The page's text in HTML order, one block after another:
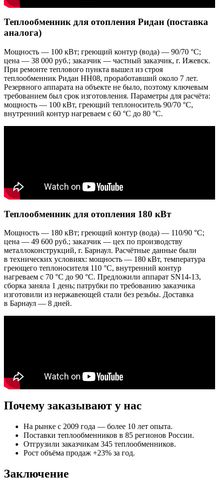
Теплообменник для отопления Ридан (поставка
аналога)
Мощность — 100 кВт; греющий контур (вода) — 90/70 °C;
цена — 38 000 руб.; заказчик — частный заказчик, г. Ижевск.
При ремонте теплового пункта вышел из строя
теплообменник Ридан НН08, проработавший около 7 лет.
Резервного аппарата на объекте не было, поэтому ключевым
требованием был срок изготовления. Параметры для расчёта:
мощность — 100 кВт, греющий теплоноситель 90/70 °C,
внутренний контур нагреваем с 60 °C до 80 °C.
Теплообменник для отопления 180 кВт
Мощность — 180 кВт; греющий контур (вода) — 110/90 °C;
цена — 49 600 руб.; заказчик — цех по производству
металлоконструкций, г. Барнаул. Расчётные данные были
в технических условиях: мощность — 180 кВт, температура
греющего теплоносителя 110 °C, внутренний контур
нагреваем с 70 °C до 90 °C. Предложили аппарат SN14-13,
сборка заняла 1 день; патрубки по требованию заказчика
изготовили из нержавеющей стали без резьбы. Доставка
в Барнаул — 8 дней.
Почему заказывают у нас
На рынке с 2009 года — более 10 лет опыта.
Поставки теплообменников в 85 регионов России.
Отгрузили заказчикам 345 теплообменников.
Рост объёма продаж +23% за год.
Заключение